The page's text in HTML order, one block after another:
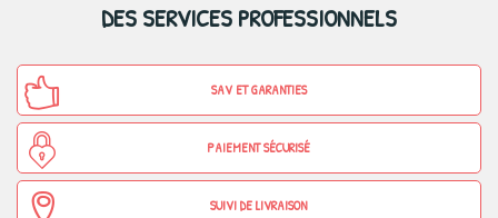
DES SERVICES PROFESSIONNELS
SAV ET GARANTIES
PAIEMENT SÉCURISÉ
SUIVI DE LIVRAISON